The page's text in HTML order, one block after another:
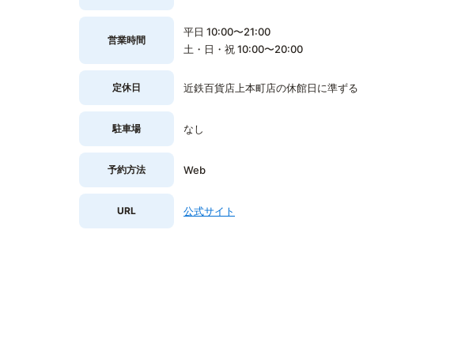
営業時間
平日 10:00〜21:00
土・日・祝 10:00〜20:00
定休日 近鉄百貨店上本町店の休館日に準ずる
駐車場 なし
予約方法 Web
URL 公式サイト